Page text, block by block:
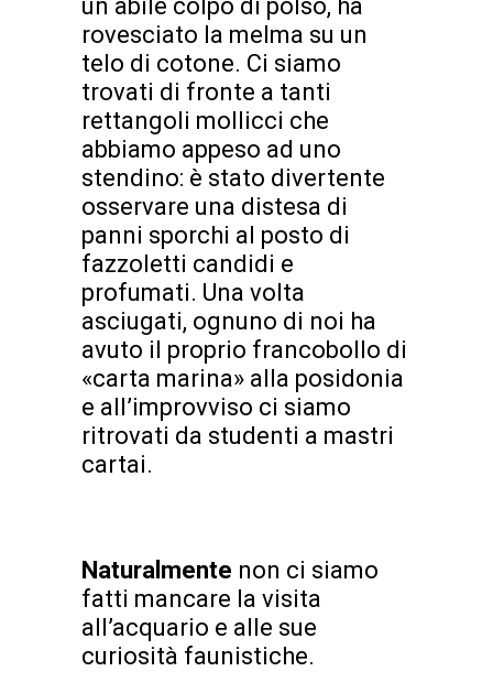
un abile colpo di polso, ha
rovesciato la melma su un
telo di cotone. Ci siamo
trovati di fronte a tanti
rettangoli mollicci che
abbiamo appeso ad uno
stendino: è stato divertente
osservare una distesa di
panni sporchi al posto di
fazzoletti candidi e
profumati. Una volta
asciugati, ognuno di noi ha
avuto il proprio francobollo di
«carta marina» alla posidonia
e all’improvviso ci siamo
ritrovati da studenti a mastri
cartai.
Naturalmente non ci siamo
fatti mancare la visita
all’acquario e alle sue
curiosità faunistiche.